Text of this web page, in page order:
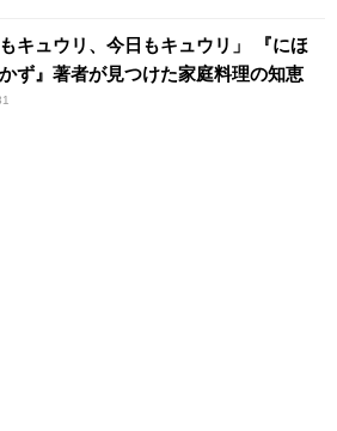
もキュウリ、今日もキュウリ」 『にほ
ず』著者が見つけた家庭料理の知恵